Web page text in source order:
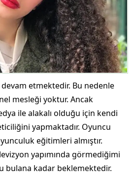
etmektedir. Bu nedenle
mesleği yoktur. Ancak
ile alakalı olduğu için kendi
yapmaktadır. Oyuncu
eğitimleri almıştır.
yapımında görmediğimi
bulana kadar beklemektedir.